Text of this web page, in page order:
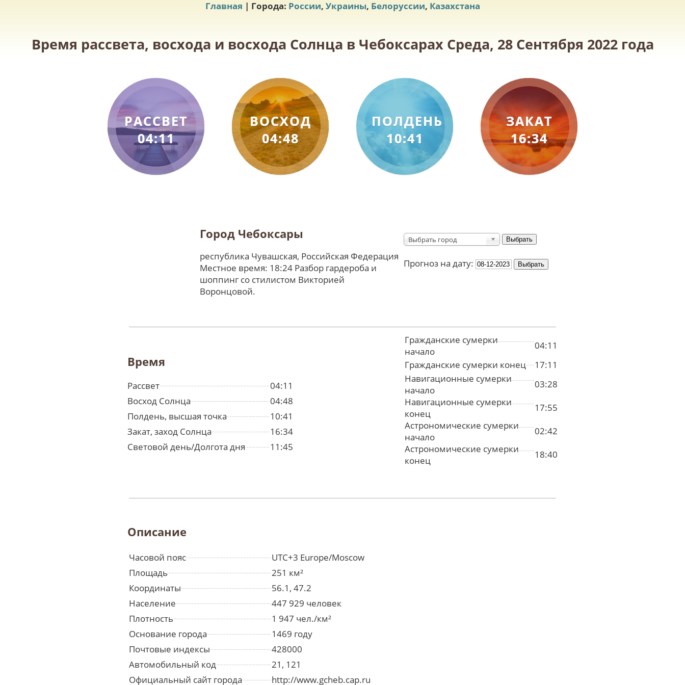
Главная | Города: России, Украины, Белоруссии, Казахстана
Время рассвета, восхода и восхода Солнца в Чебоксарах Среда, 28 Сентября 2022 года
РАССВЕТ
04:11
ВОСХОД
04:48
ПОЛДЕНЬ
10:41
ЗАКАТ
16:34
Город Чебоксары
республика Чувашская, Российская Федерация
Местное время: 18:24 Разбор гардероба и
шоппинг со стилистом Викторией
Воронцовой.
Выбрать город
Прогноз на дату:
Время
Рассвет
04:11
Восход Солнца
04:48
Полдень, высшая точка
10:41
Закат, заход Солнца
16:34
Световой день/Долгота дня
11:45
Гражданские сумерки
начало
04:11
Гражданские сумерки конец
17:11
Навигационные сумерки
начало
03:28
Навигационные сумерки
конец
17:55
Астрономические сумерки
начало
02:42
Астрономические сумерки
конец
18:40
Описание
Часовой пояс
UTC+3 Europe/Moscow
Площадь
251 км²
Координаты
56.1, 47.2
Население
447 929 человек
Плотность
1 947 чел./км²
Основание города
1469 году
Почтовые индексы
428000
Автомобильный код
21, 121
Официальный сайт города
http://www.gcheb.cap.ru